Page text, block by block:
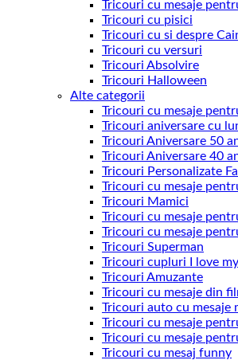
Tricouri cu mesaje
Tricouri cu pisici
Tricouri cu si despre
Tricouri cu versuri
Tricouri Absolvire
Tricouri Halloween
Alte categorii
Tricouri cu mesaje
Tricouri aniversare cu
Tricouri Aniversare 50
Tricouri Aniversare 40
Tricouri Personalizate
Tricouri cu mesaje
Tricouri Mamici
Tricouri cu mesaje
Tricouri cu mesaje
Tricouri Superman
Tricouri cupluri I love
Tricouri Amuzante
Tricouri cu mesaje din
Tricouri auto cu mesaje
Tricouri cu mesaje
Tricouri cu mesaje
Tricouri cu mesaj funny